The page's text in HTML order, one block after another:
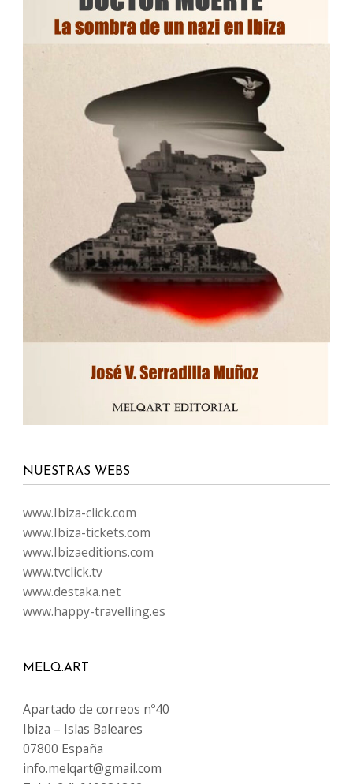
NUESTRAS WEBS
www.Ibiza-click.com
www.Ibiza-tickets.com
www.Ibizaeditions.com
www.tvclick.tv
www.destaka.net
www.happy-travelling.es
MELQ.ART
Apartado de correos nº40
Ibiza – Islas Baleares
07800 España
info.melqart@gmail.com